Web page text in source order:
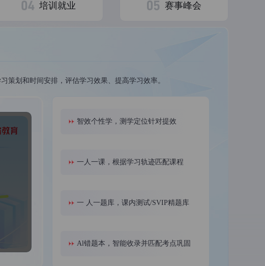
培训就业 赛事峰会
策划和时间安排，评估学习效果、提高学习效率。
智效个性学，测学定位针对提效
一人一课，根据学习轨迹匹配课程
一 人一题库，课内测试/SVIP精题库
Al错题本，智能收录并匹配考点巩固